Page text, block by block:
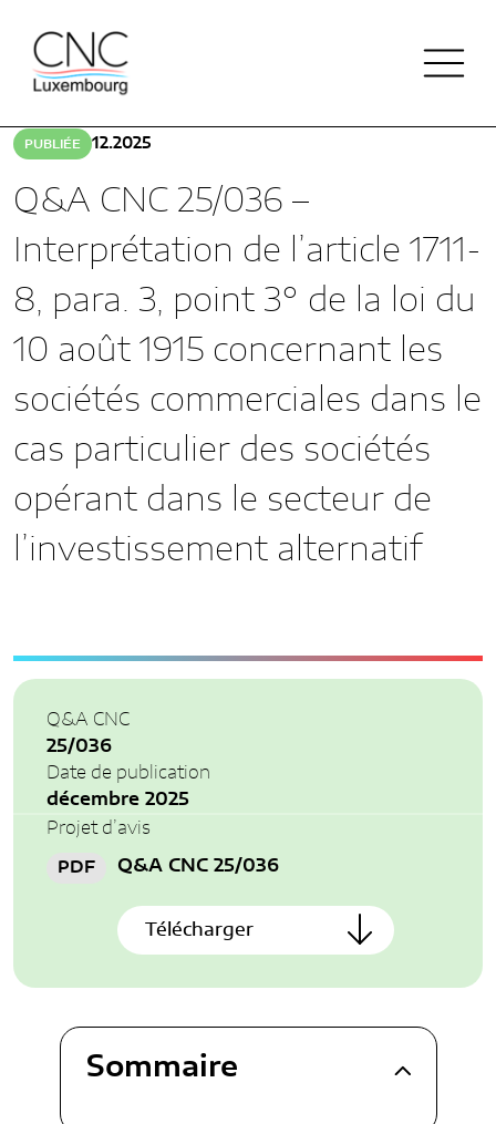
ACTUALITÉS
QUI SOMMES-NOUS
NOTRE HISTOIRE
NOS MISSIONS
ORGANISATION
FINANCEMENT DE LA CNC
FONCTIONNEMENT
PUBLICATIONS
PLAN COMPTABLE & COLLECTE
DÉROGATIONS COMPTABLES
RAPPORTS D’ACTIVITÉS
RÉPERTOIRE
CONTACT
PUBLIÉE 12.2025
Q&A CNC 25/036 –
Interprétation de l’article 1711-
8, para. 3, point 3° de la loi du
10 août 1915 concernant les
sociétés commerciales dans le
cas particulier des sociétés
opérant dans le secteur de
l’investissement alternatif
Q&A CNC
25/036
Date de publication
décembre 2025
Projet d’avis
PDF Q&A CNC 25/036
Télécharger
Sommaire